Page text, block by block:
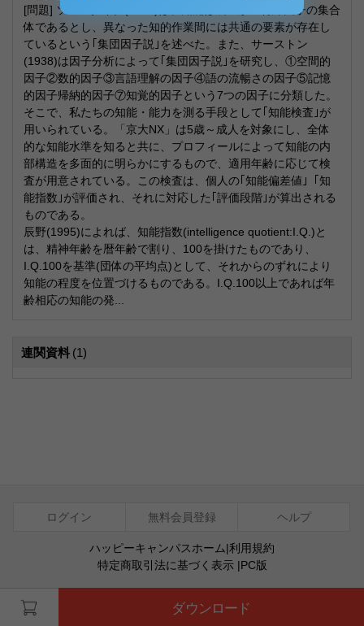
[問題] ソーンダイク(1921)は、知能は幾つかの特殊因子の集合
体であるとし、異なった知的作業間には共通の要素が存在し
ているという｢集団因子説｣を述べた。また、サーストン
(1938)は因子分析によって｢集団因子説｣を研究し、①空間的
因子②数的因子③言語理解の因子④語の流暢さの因子⑤記憶
的因子帰納的因子⑦知覚的因子という7つの因子に分類した。
そこで、私たちの知能・能力を測る手段として｢知能検査｣が
用いられている。「京大NX」は5歳～成人を対象にし、全体
的な知能水準を知ると共に、プロフィールによって知能の内
部構造を多面的に明らかにするもので、適用年齢に応じて検
査が用意されている。この検査は、個人の｢知能偏差値｣「知
能指数｣が評価され、それに対応した｢評価段階｣が算出される
ものである。
辰野(1995)によれば、知能指数(intelligence quotient:I.Q.)と
は、精神年齢を暦年齢で割り、100を掛けたものであり、
I.Q.100を基準(団体の平均点)として、それからのずれにより
知能の程度を位置づけるものである。I.Q.100以上であれば年
齢相応の知能の発...
連関資料 (1)
ダウンロード
ログイン 無料会員登録 ヘルプ
ハッピーキャンパスホーム|利用規約
特定商取引法に基づく表示|PC版